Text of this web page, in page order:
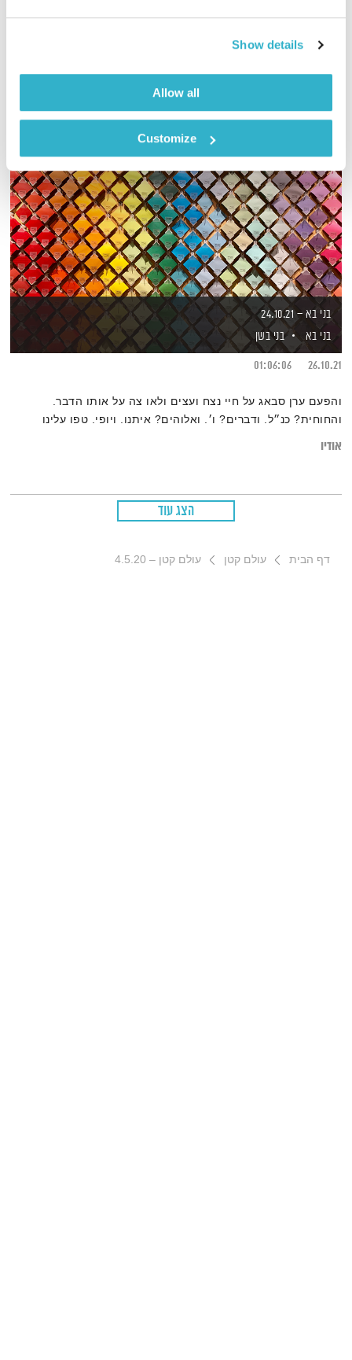
Show details
Allow all
Customize
בני בא – 24.10.21
בני בא
בני בשן
26.10.21
01:06:06
והפעם ערן סבאג על חיי נצח ועצים ולאו צה על אותו הדבר.
והחוחית? כנ״ל. ודברים? ו׳. ואלוהים? איתנו. ויופי. טפו עלינו
אודיו
הצג עוד
דף הבית עולם קטן עולם קטן – 4.5.20